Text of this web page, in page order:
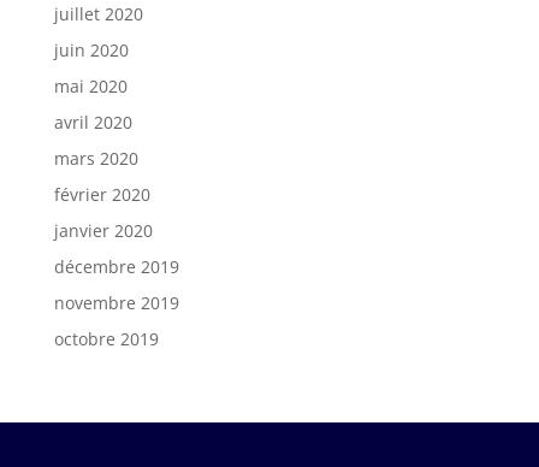
juillet 2020
juin 2020
mai 2020
avril 2020
mars 2020
février 2020
janvier 2020
décembre 2019
novembre 2019
octobre 2019